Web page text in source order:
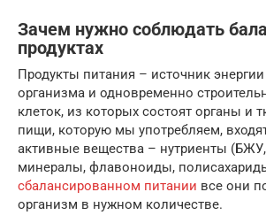
Зачем нужно соблюдать
продуктах
Продукты питания – источник
организма и одновременно
клеток, из которых состоят органы и
пищи, которую мы употребляем,
активные вещества – нутриенты
минералы, флавоноиды,
сбалансированном питании все они
организм в нужном количестве.